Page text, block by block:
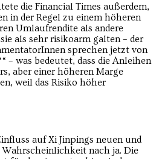
die Financial Times außerdem,
in der Regel zu einem höheren
Umlaufrendite als andere
als sehr risikoarm galten – der
sprechen jetzt von
– was bedeutet, dass die Anleihen
aber einer höheren Marge
weil das Risiko höher
auf Xi Jinpings neuen und
nach ja. Die